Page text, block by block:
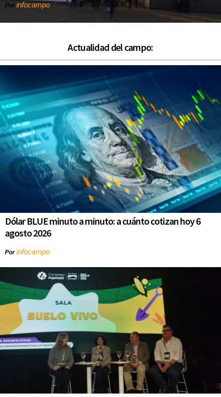
Por infocampo
Actualidad del campo:
Dólar BLUE minuto a minuto: a cuánto cotizan hoy 6
agosto 2026
Porinfocampo